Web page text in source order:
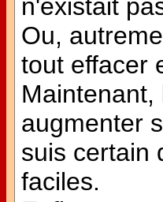
n'existait
Ou,
tout effacer
augmenter
suis certain
faciles.